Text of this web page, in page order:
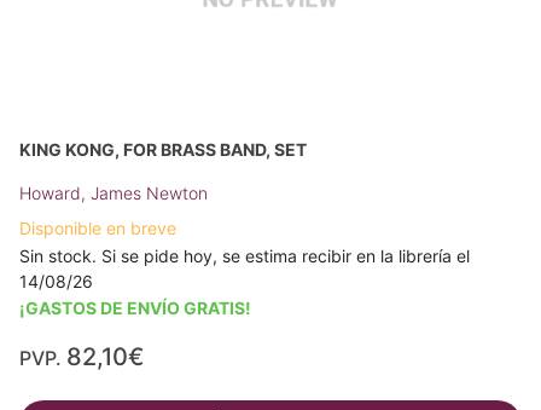
KING KONG, FOR BRASS BAND, SET
Howard, James Newton
Disponible en breve
Sin stock. Si se pide hoy, se estima recibir en la librería el
14/08/26
¡GASTOS DE ENVÍO GRATIS!
PVP. 82,10€